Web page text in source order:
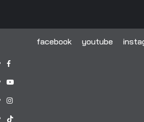
facebook youtube
facebook
youtube
instagram
tiktok